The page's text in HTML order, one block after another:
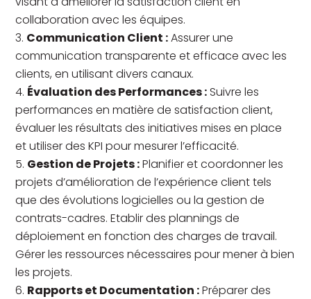
collaboration avec les équipes.
Communication Client :Assurer une
communication transparente et efficace avec les
clients, en utilisant divers canaux.
Évaluation des Performances : Suivre les
performances en matière de satisfaction client,
évaluer les résultats des initiatives mises en place
et utiliser des KPI pour mesurer l’efficacité.
Gestion de Projets :Planifier et coordonner les
projets d’amélioration de l’expérience client tels
que des évolutions logicielles ou la gestion de
contrats-cadres. Etablir des plannings de
déploiement en fonction des charges de travail.
Gérer les ressources nécessaires pour mener à bien
les projets.
Rapports et Documentation :Préparer des